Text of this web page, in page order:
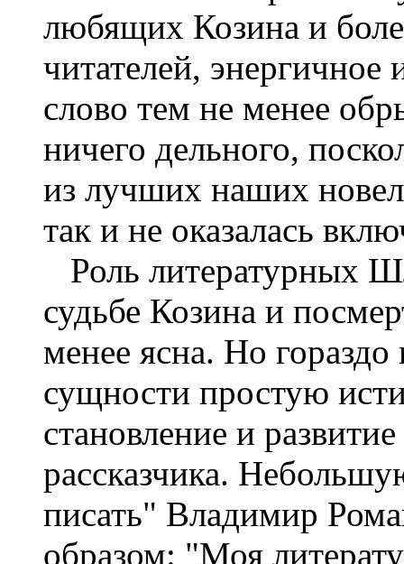
любящих Козина и
читателей,
слово тем не менее
ничего дельного,
из лучших наших
так и не оказалась
Роль литературных
судьбе Козина и
менее ясна. Но гораздо
сущности простую
становление и
рассказчика.
писать" Владимир
образом: "Моя